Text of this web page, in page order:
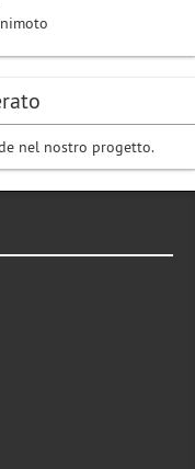
nel nostro progetto.